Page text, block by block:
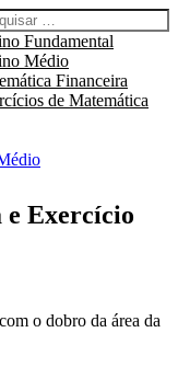
Abre o menu principal do site.
por:
Fundamental
Médio
Financeira
de Matemática
Exercício
o dobro da área da